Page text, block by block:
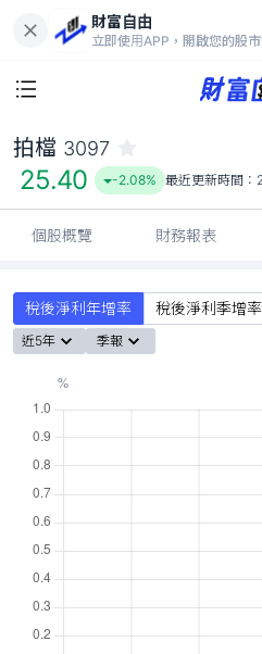
財富自由
立即使用APP，開啟您的股市
25.40
-
拍檔 3097
25.40 -2.08% 最近更新時間：
個股概覽 財務報表
稅後淨利年增率 稅後淨利季增率
近5年 季報